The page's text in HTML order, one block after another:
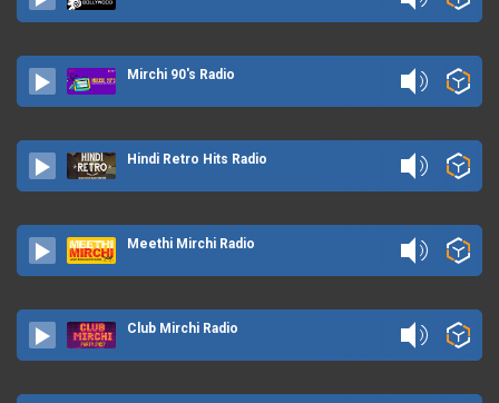
Mirchi 90's Radio
Hindi Retro Hits Radio
Meethi Mirchi Radio
Club Mirchi Radio